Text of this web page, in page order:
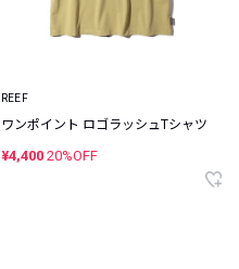
REEF
ワンポイント ロゴラッシュTシャツ
¥4,400 20%OFF